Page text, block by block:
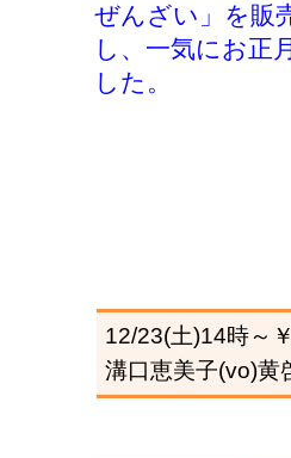
ぜんざい」を販
し、一気にお正
した。
12/23(土)14時～
溝口恵美子(vo)黄